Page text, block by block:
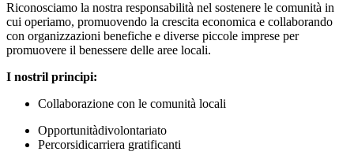
Riconosciamo la nostra responsabilità nel sostenere le comunità in
cui operiamo, promuovendo la crescita economica e collaborando
con organizzazioni benefiche e diverse piccole imprese per
promuovere il benessere delle aree locali.
I nostril principi:
Collaborazione con le comunità locali
Opportunitàdivolontariato
Percorsidicarriera gratificanti